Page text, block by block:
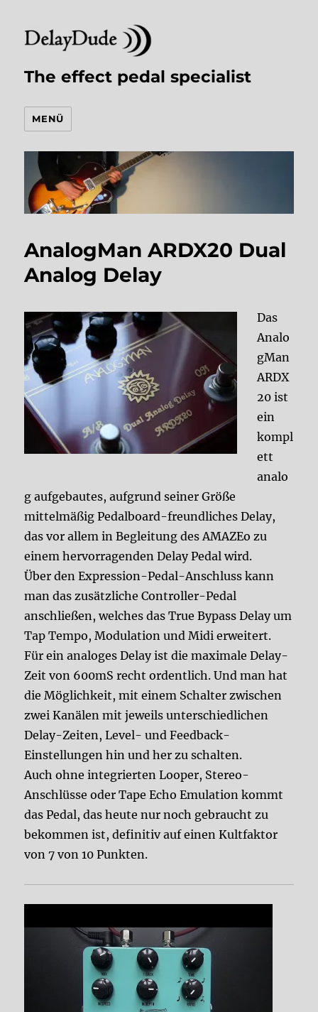
The effect pedal specialist
MENÜ
AnalogMan ARDX20 Dual
Analog Delay
Das
Analo
gMan
ARDX
20 ist
ein
kompl
ett
analo
g aufgebautes, aufgrund seiner Größe
mittelmäßig Pedalboard-freundliches Delay,
das vor allem in Begleitung des AMAZEo zu
einem hervorragenden Delay Pedal wird.
Über den Expression-Pedal-Anschluss kann
man das zusätzliche Controller-Pedal
anschließen, welches das True Bypass Delay um
Tap Tempo, Modulation und Midi erweitert.
Für ein analoges Delay ist die maximale Delay-
Zeit von 600mS recht ordentlich. Und man hat
die Möglichkeit, mit einem Schalter zwischen
zwei Kanälen mit jeweils unterschiedlichen
Delay-Zeiten, Level- und Feedback-
Einstellungen hin und her zu schalten.
Auch ohne integrierten Looper, Stereo-
Anschlüsse oder Tape Echo Emulation kommt
das Pedal, das heute nur noch gebraucht zu
bekommen ist, definitiv auf einen Kultfaktor
von 7 von 10 Punkten.